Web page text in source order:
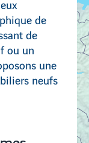
de
de
ou un
une
neufs